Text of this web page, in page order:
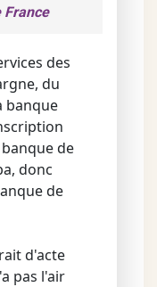
France
des
du
banque
de
donc
de
d'acte
pas l'air